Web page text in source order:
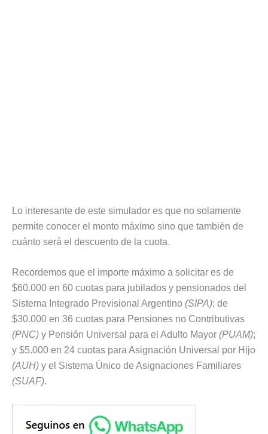
Lo interesante de este simulador es que no solamente
permite conocer el monto máximo sino que también de
cuánto será el descuento de la cuota.
Recordemos que el importe máximo a solicitar es de
$60.000 en 60 cuotas para jubilados y pensionados del
Sistema Integrado Previsional Argentino (SIPA); de
$30.000 en 36 cuotas para Pensiones no Contributivas
(PNC) y Pensión Universal para el Adulto Mayor (PUAM);
y $5.000 en 24 cuotas para Asignación Universal por Hijo
(AUH) y el Sistema Único de Asignaciones Familiares
(SUAF).